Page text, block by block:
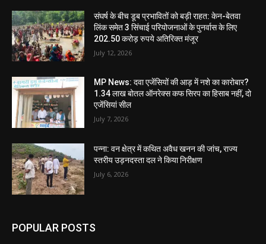
संघर्ष के बीच डूब प्रभावितों को बड़ी राहत: केन-बेतवा
लिंक समेत 3 सिंचाई परियोजनाओं के पुनर्वास के लिए
202.50 करोड़ रुपये अतिरिक्त मंजूर
July 12, 2026
MP News: दवा एजेंसियों की आड़ में नशे का कारोबार?
1.34 लाख बोतल ऑनरेक्स कफ सिरप का हिसाब नहीं, दो
एजेंसियां सील
July 7, 2026
पन्ना: वन क्षेत्र में कथित अवैध खनन की जांच, राज्य
स्तरीय उड़नदस्ता दल ने किया निरीक्षण
July 6, 2026
POPULAR POSTS